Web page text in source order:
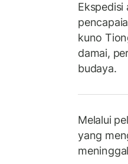
Ekspedisi
kuno
damai,
budaya.
Melalui
yang